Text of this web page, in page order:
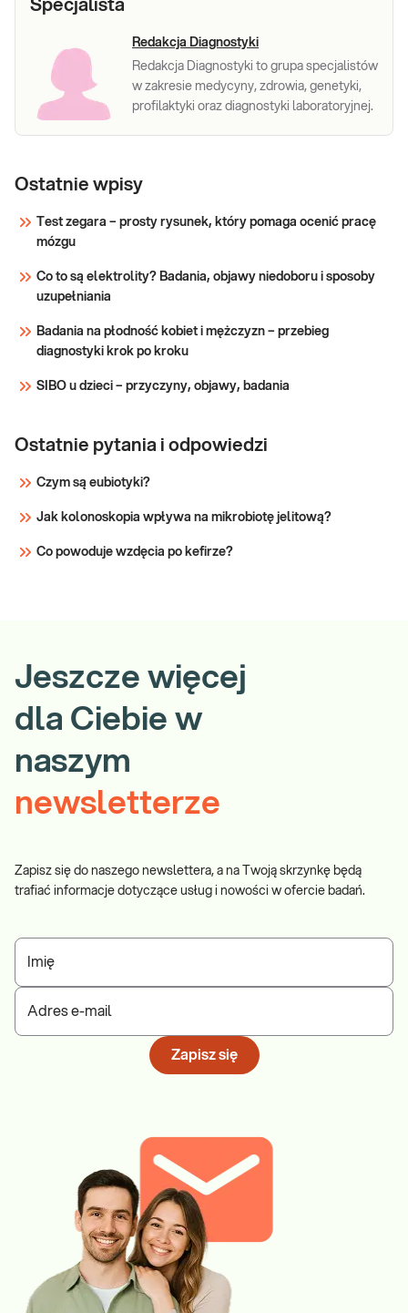
Specjalista
Redakcja Diagnostyki
Redakcja Diagnostyki to grupa specjalistów
w zakresie medycyny, zdrowia, genetyki,
profilaktyki oraz diagnostyki laboratoryjnej.
Ostatnie wpisy
Test zegara – prosty rysunek, który pomaga ocenić pracę
mózgu
Co to są elektrolity? Badania, objawy niedoboru i sposoby
uzupełniania
Badania na płodność kobiet i mężczyzn – przebieg
diagnostyki krok po kroku
SIBO u dzieci – przyczyny, objawy, badania
Ostatnie pytania i odpowiedzi
Czym są eubiotyki?
Jak kolonoskopia wpływa na mikrobiotę jelitową?
Co powoduje wzdęcia po kefirze?
Jeszcze więcej
dla Ciebie w
naszym
newsletterze
Zapisz się do naszego newslettera, a na Twoją skrzynkę będą
trafiać informacje dotyczące usług i nowości w ofercie badań.
Imię
Adres e-mail
Zapisz się